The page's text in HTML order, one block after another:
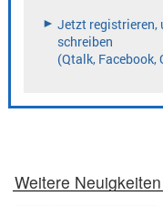
Weitere Neuigkeiten